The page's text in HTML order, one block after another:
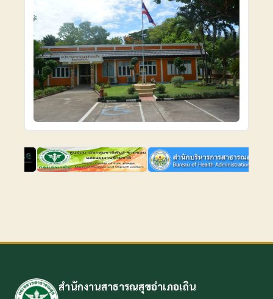
สำนักงานสาธารณสุขอำเภอเถิน